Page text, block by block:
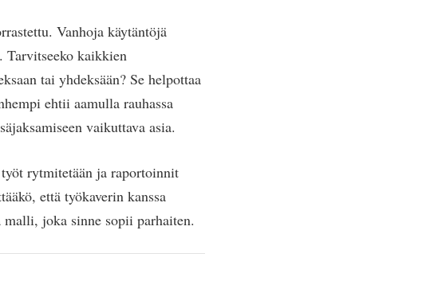
Vanhoja käytäntöjä
Tarvitseeko kaikkien
tai yhdeksään? Se helpottaa
ehtii aamulla rauhassa
vaikuttava asia.
rytmitetään ja raportoinnit
että työkaverin kanssa
malli, joka sinne sopii parhaiten.